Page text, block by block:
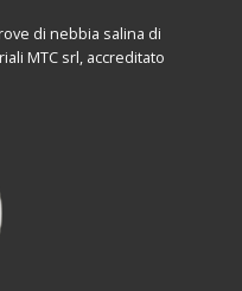
di nebbia salina di
MTC srl, accreditato